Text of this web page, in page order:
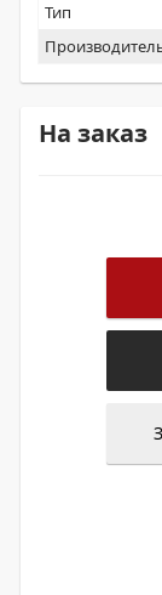
Тип
На заказ